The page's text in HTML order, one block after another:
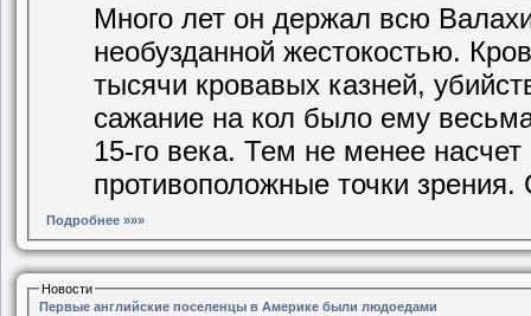
Много лет он держал всю
необузданной жестокостью.
тысячи кровавых казней,
сажание на кол было ему
15-го века. Тем не менее
противоположные точки зрения.
Подробнее »»»
Новости
Первые английские поселенцы в Америке были людоедами